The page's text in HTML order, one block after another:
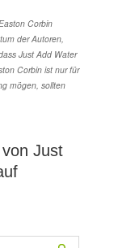
Corbin
der Autoren,
Just Add Water
Corbin ist nur für
mögen, sollten
Just